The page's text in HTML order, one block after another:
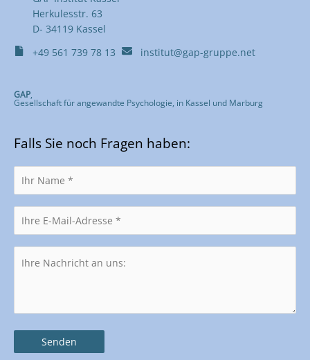
Herkulesstr. 63
D- 34119 Kassel
+49 561 739 78 13 institut@gap-gruppe.net
GAP,
Gesellschaft für angewandte Psychologie, in Kassel und Marburg
Falls Sie noch Fragen haben: